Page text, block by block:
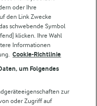
oder Ihre
den Link Zwecke
schwebende Symbol
klicken. Ihre Wahl
Informationen
Cookie-Richtlinie
um Folgendes
zur
oder Zugriff auf